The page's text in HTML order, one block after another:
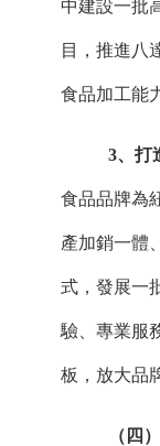
中建設一批
目，推進八
食品加工能
3、打
食品品牌為
產加銷一體
式，發展一
驗、專業服
板，放大品
（四